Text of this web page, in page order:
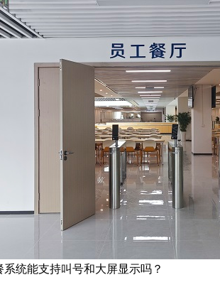
系统能支持叫号和大屏显示吗？